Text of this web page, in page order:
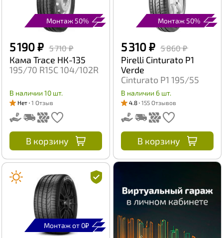
Монтаж 50%
5 190 ₽ 5 710 ₽
Кама Trace НК-135
195/70 R15C 104/102R
В наличии 10 шт.
Нет 1 Отзыв
В корзину
Монтаж 50%
5 310 ₽ 5 860 ₽
Pirelli Cinturato P1
Verde
Cinturato P1 195/55
R15 85H
В наличии 6 шт.
4.8 155 Отзывов
В корзину
Монтаж от 0₽